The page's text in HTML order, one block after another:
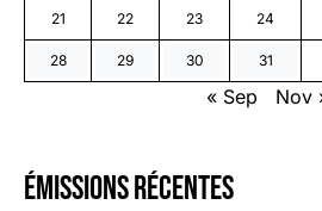
21 22 23 24
28 29 30 31
« Sep Nov
émissions récentes